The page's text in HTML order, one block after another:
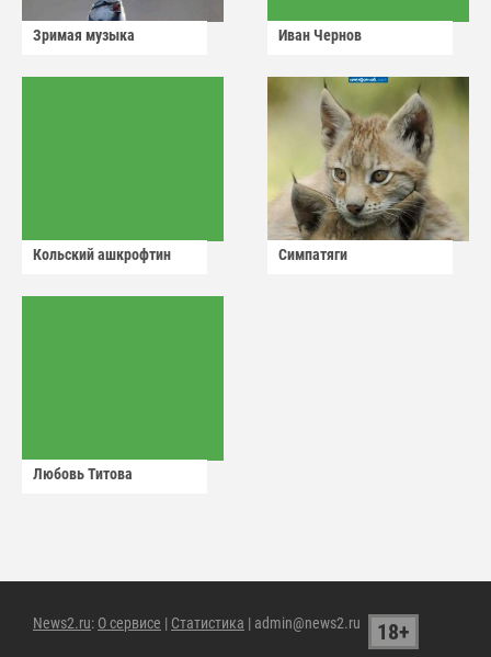
Зримая музыка Иван Чернов
Кольский ашкрофтин Симпатяги
Любовь Титова
News2.ru: О сервисе | Статистика | admin@news2.ru 18+